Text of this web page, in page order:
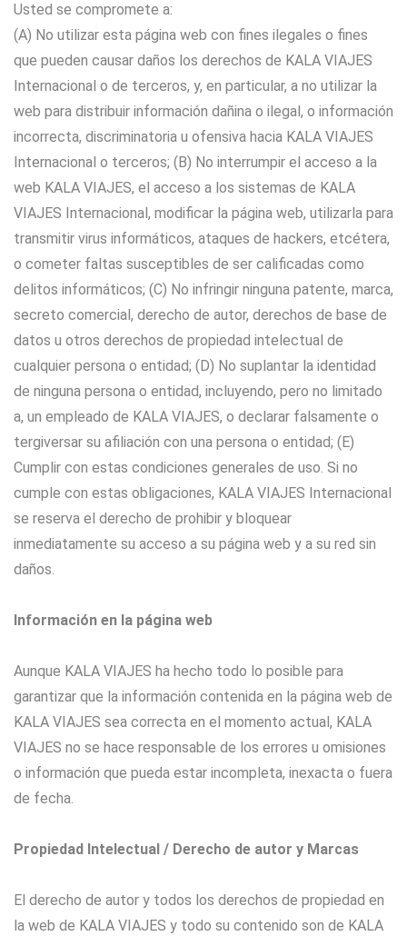
Usted se compromete a:
(A) No utilizar esta página web con fines ilegales o fines
que pueden causar daños los derechos de KALA VIAJES
Internacional o de terceros, y, en particular, a no utilizar la
web para distribuir información dañina o ilegal, o información
incorrecta, discriminatoria u ofensiva hacia KALA VIAJES
Internacional o terceros; (B) No interrumpir el acceso a la
web KALA VIAJES, el acceso a los sistemas de KALA
VIAJES Internacional, modificar la página web, utilizarla para
transmitir virus informáticos, ataques de hackers, etcétera,
o cometer faltas susceptibles de ser calificadas como
delitos informáticos; (C) No infringir ninguna patente, marca,
secreto comercial, derecho de autor, derechos de base de
datos u otros derechos de propiedad intelectual de
cualquier persona o entidad; (D) No suplantar la identidad
de ninguna persona o entidad, incluyendo, pero no limitado
a, un empleado de KALA VIAJES, o declarar falsamente o
tergiversar su afiliación con una persona o entidad; (E)
Cumplir con estas condiciones generales de uso. Si no
cumple con estas obligaciones, KALA VIAJES Internacional
se reserva el derecho de prohibir y bloquear
inmediatamente su acceso a su página web y a su red sin
daños.
Información en la página web
Aunque KALA VIAJES ha hecho todo lo posible para
garantizar que la información contenida en la página web de
KALA VIAJES sea correcta en el momento actual, KALA
VIAJES no se hace responsable de los errores u omisiones
o información que pueda estar incompleta, inexacta o fuera
de fecha.
Propiedad Intelectual / Derecho de autor y Marcas
El derecho de autor y todos los derechos de propiedad en
la web de KALA VIAJES y todo su contenido son de KALA